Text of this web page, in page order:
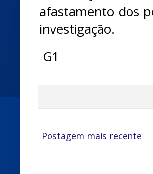
afastamento dos
investigação.
G1
Postagem mais recente